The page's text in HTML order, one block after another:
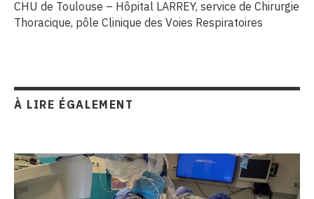
CHU de Toulouse – Hôpital LARREY, service de Chirurgie
Thoracique, pôle Clinique des Voies Respiratoires
À LIRE ÉGALEMENT